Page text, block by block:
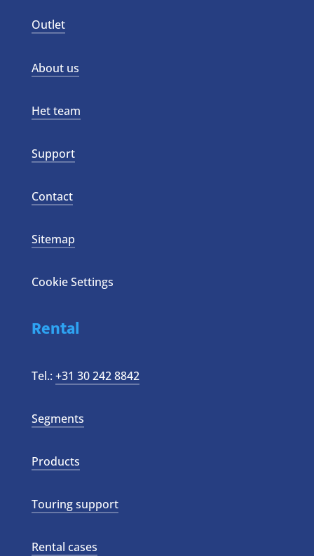
Outlet
About us
Het team
Support
Contact
Sitemap
Cookie Settings
Rental
Tel.: +31 30 242 8842
Segments
Products
Touring support
Rental cases